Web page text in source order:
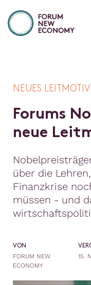
NEUES LEITMOTIV
Forums No
neue Leit
über die
Finanzkrise
müssen - und
VON
FORUM NEW
ECONOMY
15.